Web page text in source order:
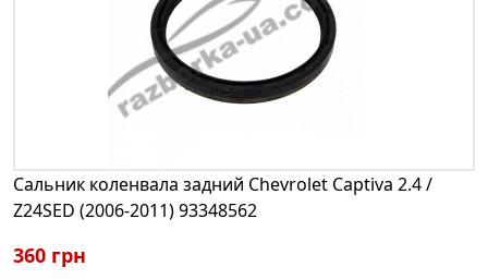
Сальник коленвала задний Chevrolet Captiva 2.4 /
Z24SED (2006-2011) 93348562
360 грн